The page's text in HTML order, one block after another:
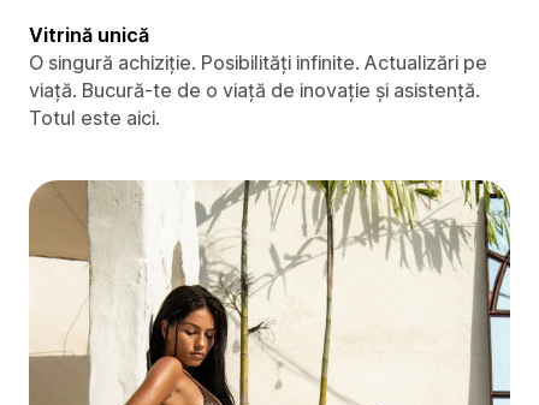
Vitrină unică
O singură achiziție. Posibilități infinite. Actualizări pe
viață. Bucură-te de o viață de inovație și asistență.
Totul este aici.